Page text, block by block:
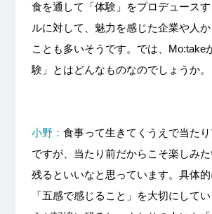
食を通して「体験」をプロデュース
ルに対して、魅力を感じた企業や人
ことも多いそうです。では、Mo:take
験」とはどんなものなのでしょうか。
小野： 食事って生きてくうえで当た
ですが、当たり前だからこそ楽しみ
残るといいなと思っています。具体的
「五感で感じること」を大切にして